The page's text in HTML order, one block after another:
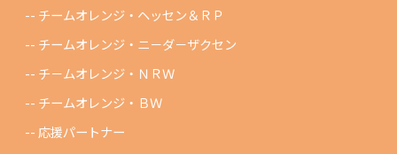
チームオレンジ・ヘッセン＆ＲＰ
チームオレンジ・ニ－ダ－ザクセン
チ－ムオレンジ・ＮＲＷ
チームオレンジ・ＢＷ
応援パートナー